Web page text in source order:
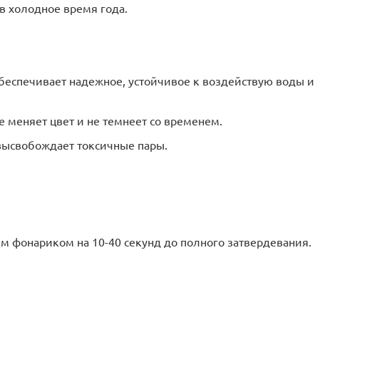
холодное время года.
надежное, устойчивое к воздействую воды и
меняет цвет и не темнеет со временем.
токсичные пары.
фонариком на 10-40 секунд до полного затвердевания.